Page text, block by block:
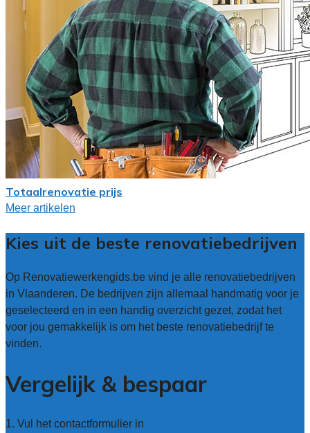
Totaalrenovatie prijs
Meer artikelen
Kies uit de beste renovatiebedrijven
Op Renovatiewerkengids.be vind je alle renovatiebedrijven
in Vlaanderen. De bedrijven zijn allemaal handmatig voor je
geselecteerd en in een handig overzicht gezet, zodat het
voor jou gemakkelijk is om het beste renovatiebedrijf te
vinden.
Vergelijk & bespaar
1. Vul het contactformulier in